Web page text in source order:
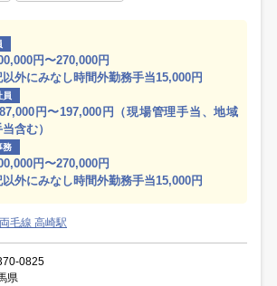
円〜270,000円
外にみなし時間外勤務手当15,000円
員
円〜197,000円（現場管理手当、地域
含む）
務
円〜270,000円
外にみなし時間外勤務手当15,000円
毛線 高崎駅
0825
県